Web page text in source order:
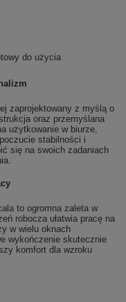
do użycia
zaprojektowany z myślą o
oraz przemyślana
użytkowanie w biurze,
stabilności i
się na swoich zadaniach
to ogromna zaleta w
robocza ułatwia pracę na
w wielu oknach
wykończenie skutecznie
komfort dla wzroku